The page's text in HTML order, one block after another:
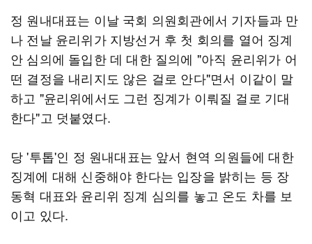
정 원내대표는 이날 국회 의원회관에서 기자들과 만
나 전날 윤리위가 지방선거 후 첫 회의를 열어 징계
안 심의에 돌입한 데 대한 질의에 "아직 윤리위가 어
떤 결정을 내리지도 않은 걸로 안다"면서 이같이 말
하고 "윤리위에서도 그런 징계가 이뤄질 걸로 기대
한다"고 덧붙였다.
당 '투톱'인 정 원내대표는 앞서 현역 의원들에 대한
징계에 대해 신중해야 한다는 입장을 밝히는 등 장
동혁 대표와 윤리위 징계 심의를 놓고 온도 차를 보
이고 있다.